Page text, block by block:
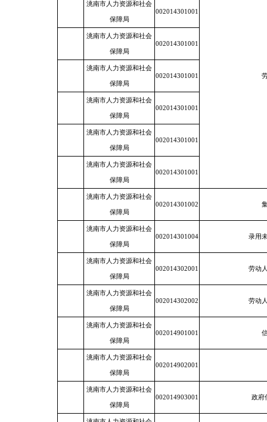
洮南市人力资源和社会
保障局
002014301001
洮南市人力资源和社会
保障局
002014301001
洮南市人力资源和社会
保障局
002014301001
洮南市人力资源和社会
保障局
002014301001
洮南市人力资源和社会
保障局
002014301001
洮南市人力资源和社会
保障局
002014301001
洮南市人力资源和社会
保障局
002014301002
洮南市人力资源和社会
保障局
002014301004 录用
洮南市人力资源和社会
保障局
002014302001 劳动
洮南市人力资源和社会
保障局
002014302002 劳动
洮南市人力资源和社会
保障局
002014901001
洮南市人力资源和社会
保障局
002014902001
洮南市人力资源和社会
保障局
002014903001 政府